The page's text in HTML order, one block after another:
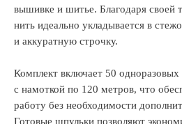
вышивке и шитье. Благодаря своей
нить идеально укладывается в
и аккуратную строчку.
Комплект включает 50
с намоткой по 120 метров, что
работу без необходимости
Готовые шпульки позволяют